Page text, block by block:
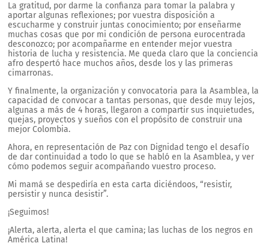
La gratitud, por darme la confianza para tomar la palabra y
aportar algunas reflexiones; por vuestra disposición a
escucharme y construir juntas conocimiento; por enseñarme
muchas cosas que por mi condición de persona eurocentrada
desconozco; por acompañarme en entender mejor vuestra
historia de lucha y resistencia. Me queda claro que la conciencia
afro despertó hace muchos años, desde los y las primeras
cimarronas.
Y finalmente, la organización y convocatoria para la Asamblea, la
capacidad de convocar a tantas personas, que desde muy lejos,
algunas a más de 4 horas, llegaron a compartir sus inquietudes,
quejas, proyectos y sueños con el propósito de construir una
mejor Colombia.
Ahora, en representación de Paz con Dignidad tengo el desafío
de dar continuidad a todo lo que se habló en la Asamblea, y ver
cómo podemos seguir acompañando vuestro proceso.
Mi mamá se despediría en esta carta diciéndoos, “resistir,
persistir y nunca desistir”.
¡Seguimos!
¡Alerta, alerta, alerta el que camina; las luchas de los negros en
América Latina!